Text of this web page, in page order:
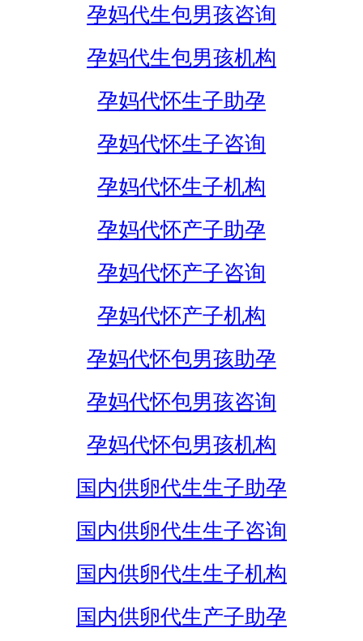
孕妈代生包男孩咨询
孕妈代生包男孩机构
孕妈代怀生子助孕
孕妈代怀生子咨询
孕妈代怀生子机构
孕妈代怀产子助孕
孕妈代怀产子咨询
孕妈代怀产子机构
孕妈代怀包男孩助孕
孕妈代怀包男孩咨询
孕妈代怀包男孩机构
国内供卵代生生子助孕
国内供卵代生生子咨询
国内供卵代生生子机构
国内供卵代生产子助孕